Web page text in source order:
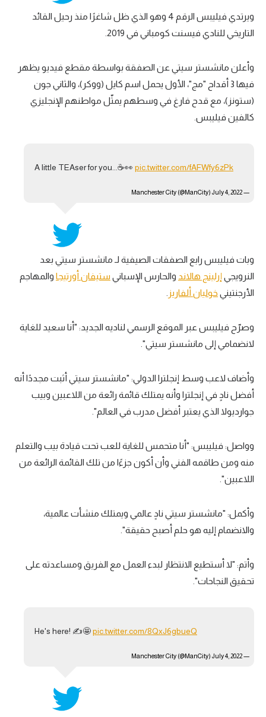
ويرتدي فيليبس الرقم 4 وهو الذي ظل شاغرًا منذ رحيل القائد
التاريخي للنادي فيسنت كومباني في 2019.
وأعلن مانشستر سيتي عن الصفقة بواسطة مقطع فيديو يظهر
فيها 3 أقداح "مج"، الأول يحمل اسم كايل (ووكر)، والثاني جون
(ستونز)، مع قدح فارغ في وسطهم يمثّل مواطنهم الإنجليزي
كالفين فيليبس.
A little TEAser for you...☕️👀pic.twitter.com/fAFWfy6zPk
— Manchester City (@ManCity)
July 4, 2022
وبات فيليبس رابع الصفقات الصيفية لـ مانشستر سيتي بعد
النرويجي إرلينج هالاند والحارس الإسباني ستيفان أورتيجا والمهاجم
الأرجنتيني خوليان ألفاريز .
وصرّح فيليبس عبر الموقع الرسمي لناديه الجديد: "أنا سعيد للغاية
لانضمامي إلى مانشستر سيتي".
وأضاف لاعب وسط إنجلترا الدولي: "مانشستر سيتي أثبت مجددًا أنه
أفضل نادٍ في إنجلترا وأنه يمتلك قائمة رائعة من اللاعبين وبيب
جوارديولا الذي يعتبر أفضل مدرب في العالم".
وواصل: فيليبس: "أنا متحمس للغاية للعب تحت قيادة بيب والتعلم
منه ومن طاقمه الفني وأن أكون جزءًا من تلك القائمة الرائعة من
اللاعبين".
وأكمل: "مانشستر سيتي نادٍ عالمي ويمتلك منشأت عالمية،
والانضمام إليه هو حلم أصبح حقيقة".
وأتم: "لا أستطيع الانتظار لبدء العمل مع الفريق ومساعدته على
تحقيق النجاحات".
He's here! ✍️🤩pic.twitter.com/8QxJ6gbueQ
— Manchester City (@ManCity)
July 4, 2022